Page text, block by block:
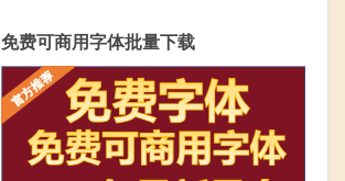
免费可商用字体批量下载